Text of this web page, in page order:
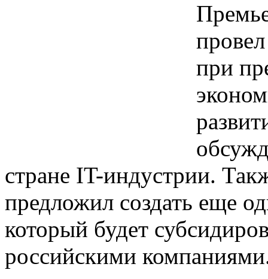
при
стране IT-индустрии.
предложил создать еще
который будет
российскими